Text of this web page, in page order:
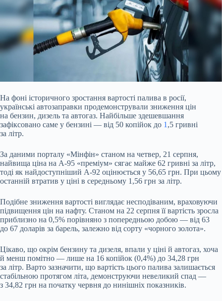
На фоні історичного зростання вартості палива в росії,
українські автозаправки продемонстрували зниження цін
на бензин, дизель та автогаз. Найбільше здешевшання
зафіксовано саме у бензині — від 50 копійок до 1,5 гривні
за літр.
За даними порталу «Мінфін» станом на четвер, 21 серпня,
найвища ціна на А-95 «преміум» сягає майже 62 гривні за літр,
тоді як найдоступніший А-92 оцінюється у 56,65 грн. При цьому
останній втратив у ціні в середньому 1,56 грн за літр.
Подібне зниження вартості виглядає несподіваним, враховуючи
підвищення цін на нафту. Станом на 22 серпня її вартість зросла
приблизно на 0,5% порівняно з попередньою добою — від 63
до 67 доларів за барель, залежно від сорту «чорного золота».
Цікаво, що окрім бензину та дизеля, впали у ціні й автогаз, хоча
й менш помітно — лише на 16 копійок (0,4%) до 34,28 грн
за літр. Варто зазначити, що вартість цього палива залишається
стабільною протягом літа, демонструючи невеликий спад —
з 34,82 грн на початку червня до нинішніх показників.